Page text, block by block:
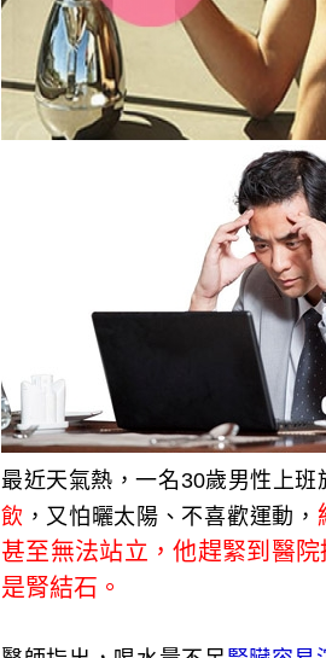
最近天氣熱，一名30歲男性上班
飲 ，又怕曬太陽、不喜歡運動，
甚至無法站立，他趕緊到醫
是腎結石。